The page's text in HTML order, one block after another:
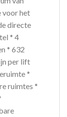
voor het
directe
* 4
* 632
per lift
*
ruimtes *